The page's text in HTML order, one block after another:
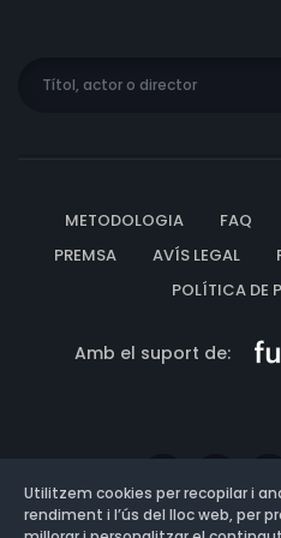
METODOLOGIA FAQ
PREMSA
AVÍS LEGAL
POLÍTICA DE
Amb el suport de:
Utilitzem cookies per recopilar i
rendiment i l’ús del lloc web, per